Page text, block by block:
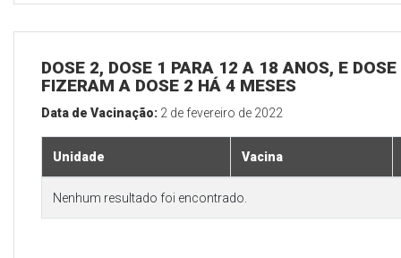
DOSE 2, DOSE 1 PARA 12 A 18 ANOS, E
FIZERAM A DOSE 2 HÁ 4 MESES
Data de Vacinação: 2 de fevereiro de 2022
Unidade Vacina
Nenhum resultado foi encontrado.